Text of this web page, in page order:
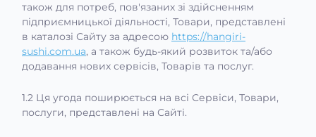
також для потреб, пов'язаних зі здійсненням
підприємницької діяльності, Товари, представлені
в каталозі Сайту за адресою https://hangiri-
sushi.com.ua, а також будь-який розвиток та/або
додавання нових сервісів, Товарів та послуг.
1.2 Ця угода поширюється на всі Сервіси, Товари,
послуги, представлені на Сайті.